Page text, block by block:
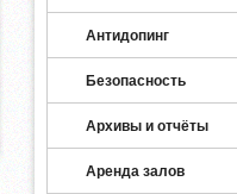
Антидопинг
Безопасность
Архивы и отчёты
Аренда залов